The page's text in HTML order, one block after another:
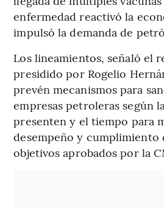
enfermedad reactivó la
impulsó la demanda de
Los lineamientos, señaló el
presidido por Rogelio
prevén mecanismos para
empresas petroleras según
presenten y el tiempo para
desempeño y cumplimiento
objetivos aprobados por la